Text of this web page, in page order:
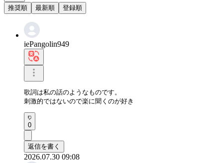
推奨順
最新順 登録順
iePangolin949
歌詞は私の話のようなものです。
刺激的ではないので楽に聞くのが好き
0
返信を書く
2026.07.30 09:08